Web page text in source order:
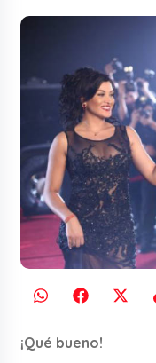
¡Qué bueno!